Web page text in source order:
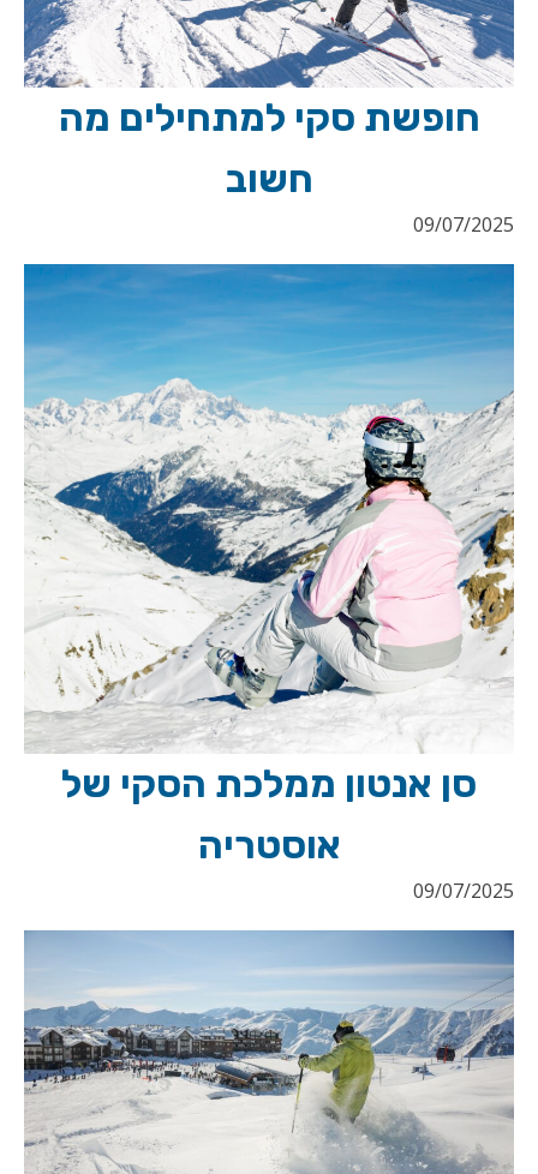
חופשת סקי למתחילים מה
חשוב
09/07/2025
סן אנטון ממלכת הסקי של
אוסטריה
09/07/2025